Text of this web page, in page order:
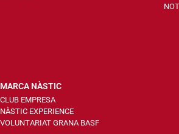
MARCA NÀSTIC
CLUB EMPRESA
NÀSTIC EXPERIENCE
VOLUNTARIAT GRANA BASF